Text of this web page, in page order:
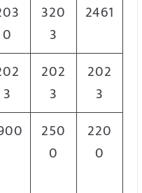
0
320
3
2461
3
202
3
202
3
250
0
220
0